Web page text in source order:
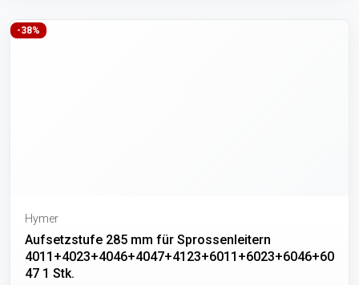
-38%
Hymer
Aufsetzstufe 285 mm für Sprossenleitern
4011+4023+4046+4047+4123+6011+6023+6046+60
47 1 Stk.